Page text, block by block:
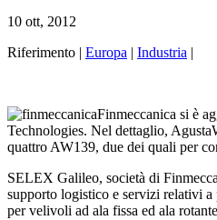
10 ott, 2012
Riferimento | Europa | Industria |
Finmeccanica si è
Technologies. Nel dettaglio,
quattro AW139, due dei quali per
SELEX Galileo, società di
supporto logistico e servizi relativi
per velivoli ad ala fissa ed ala